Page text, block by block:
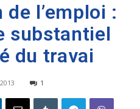
l’emploi :
substantiel
du travai
1